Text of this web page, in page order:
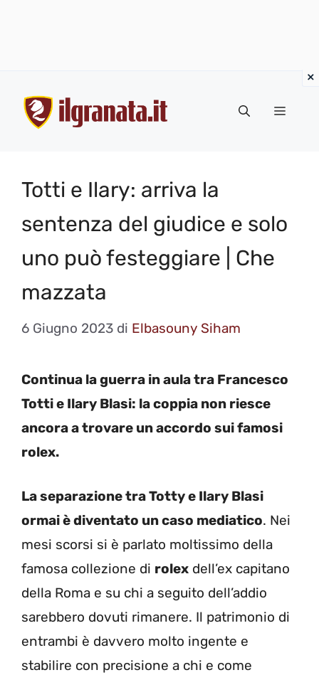
contenuto
Menu
Totti e Ilary: arriva la
sentenza del giudice e solo
uno può festeggiare | Che
mazzata
6 Giugno 2023 di Elbasouny Siham
Continua la guerra in aula tra Francesco
Totti e Ilary Blasi: la coppia non riesce
ancora a trovare un accordo sui famosi
rolex.
La separazione tra Totty e Ilary Blasi
ormai è diventato un caso mediatico. Nei
mesi scorsi si è parlato moltissimo della
famosa collezione di rolex dell’ex capitano
della Roma e su chi a seguito dell’addio
sarebbero dovuti rimanere. Il patrimonio di
entrambi è davvero molto ingente e
stabilire con precisione a chi e come